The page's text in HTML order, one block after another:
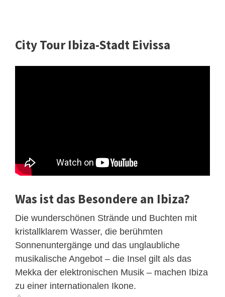
City Tour Ibiza-Stadt Eivissa
Was ist das Besondere an Ibiza?
Die wunderschönen Strände und Buchten mit
kristallklarem Wasser, die berühmten
Sonnenuntergänge und das unglaubliche
musikalische Angebot – die Insel gilt als das
Mekka der elektronischen Musik – machen Ibiza
zu einer internationalen Ikone.